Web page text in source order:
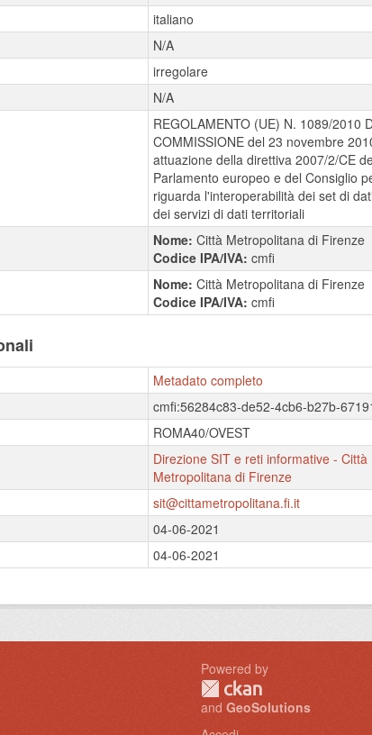
italiano
N/A
irregolare
N/A
REGOLAMENTO (UE) N. 1089/2010
COMMISSIONE del 23 novembre
attuazione della direttiva 2007/2/CE
Parlamento europeo e del Consiglio
riguarda l'interoperabilità dei set di
dei servizi di dati territoriali
Nome: Città Metropolitana di Firenze
Codice IPA/IVA: cmfi
Nome: Città Metropolitana di Firenze
Codice IPA/IVA: cmfi
Metadato completo
cmfi:56284c83-de52-4cb6-b27b-
ROMA40/OVEST
Direzione SIT e reti informative - Città
Metropolitana di Firenze
sit@cittametropolitana.fi.it
04-06-2021
04-06-2021
Powered by
and GeoSolutions